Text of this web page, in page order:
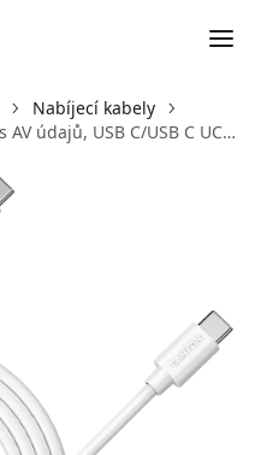
Nabíjecí kabely
Kabel na rychlé nabíjení a přenos AV údajů, USB C/USB C UC-9